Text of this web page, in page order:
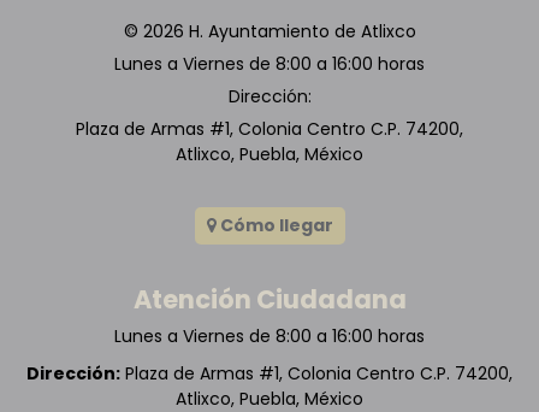
© 2026 H. Ayuntamiento de Atlixco
Lunes a Viernes de 8:00 a 16:00 horas
Dirección:
Plaza de Armas #1, Colonia Centro C.P. 74200,
Atlixco, Puebla, México
Cómo llegar
Atención Ciudadana
Lunes a Viernes de 8:00 a 16:00 horas
Dirección: Plaza de Armas #1, Colonia Centro C.P. 74200,
Atlixco, Puebla, México